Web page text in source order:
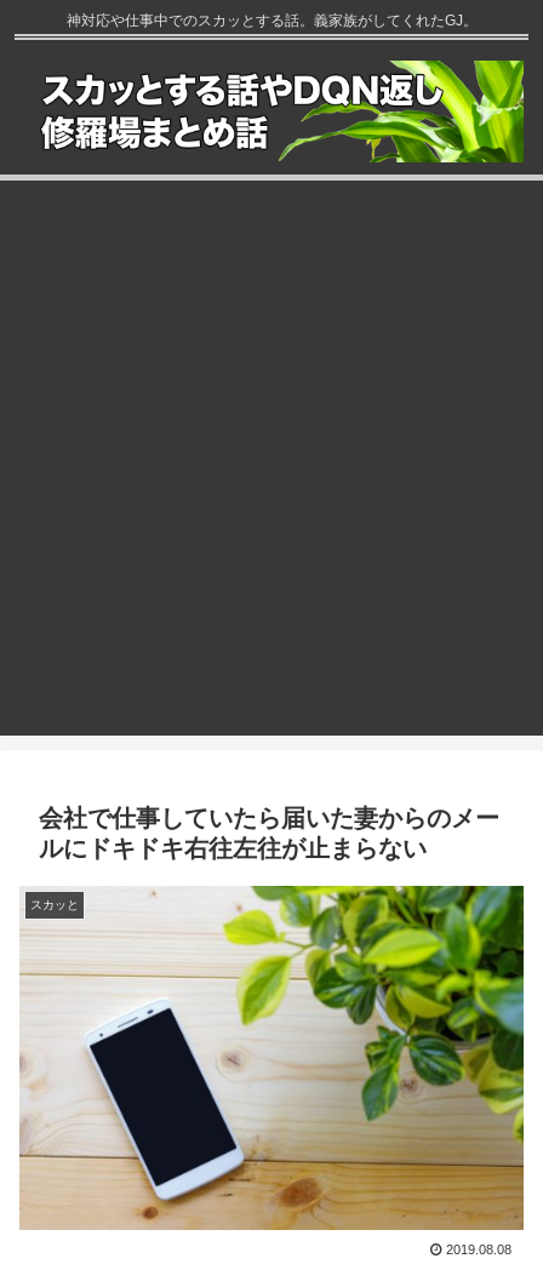
神対応や仕事中でのスカッとする話。義家族がしてくれたGJ。
会社で仕事していたら届いた妻からのメー
ルにドキドキ右往左往が止まらない
スカッと
2019.08.08